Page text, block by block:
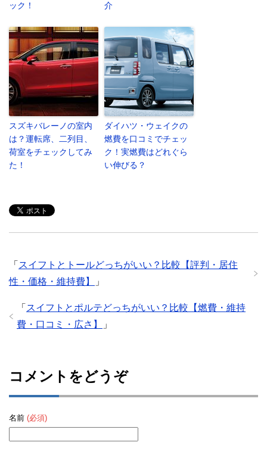
ック！
介
スズキバレーノの室内
は？運転席、二列目、
荷室をチェックしてみ
た！
ダイハツ・ウェイクの
燃費を口コミでチェッ
ク！実燃費はどれぐら
い伸びる？
「 スイフトとトールどっちがいい？比較【評判・居住
性・価格・維持費】
」
「 スイフトとポルテどっちがいい？比較【燃費・維持
費・口コミ・広さ】
」
コメントをどうぞ
名前 (必須)